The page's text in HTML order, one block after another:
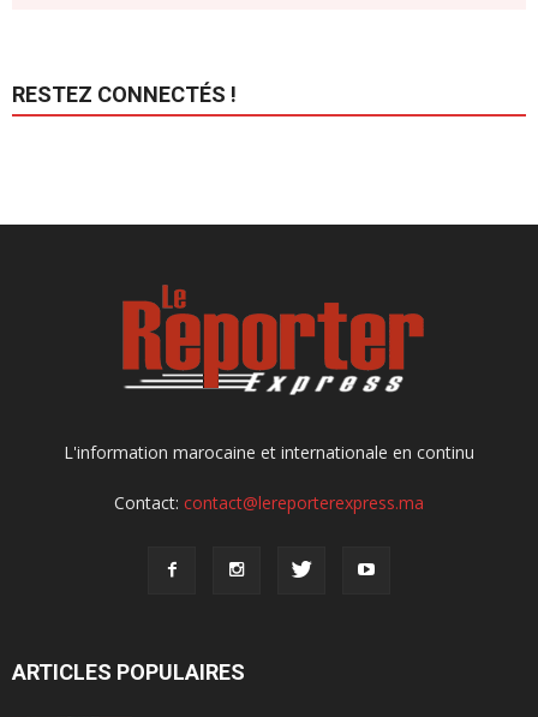
RESTEZ CONNECTÉS !
L'information marocaine et internationale en continu
Contact: contact@lereporterexpress.ma
ARTICLES POPULAIRES